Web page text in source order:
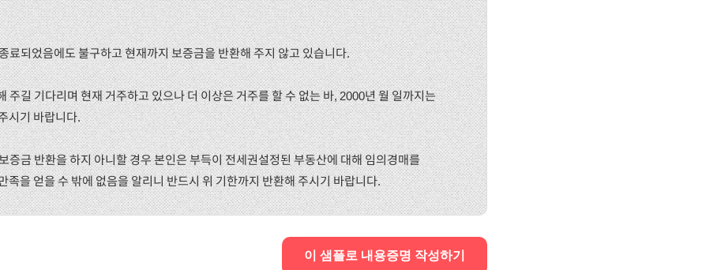
료되었음에도 불구하고 현재까지 보증금을 반환해 주지 않고 있습니다.
주길 기다리며 현재 거주하고 있으나 더 이상은 거주를 할 수 없는 바, 2000년 월 일까지는
시기 바랍니다.
증금 반환을 하지 아니할 경우 본인은 부득이 전세권설정된 부동산에 대해 임의경매를
족을 얻을 수 밖에 없음을 알리니 반드시 위 기한까지 반환해 주시기 바랍니다.
이 샘플로 내용증명 작성하기